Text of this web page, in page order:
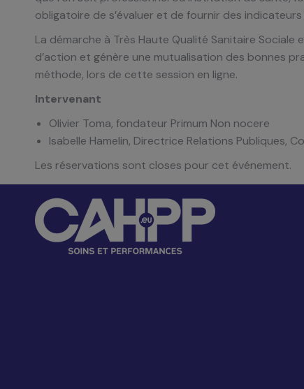
obligatoire de s’évaluer et de fournir des
La démarche à Très Haute Qualité Sanitaire Sociale
d’action et génère une mutualisation des bonnes
méthode, lors de cette session en ligne.
Intervenant
Olivier Toma, fondateur Primum Non nocere
Isabelle Hamelin, Directrice Relations Publiques,
Les réservations sont closes pour cet événement.